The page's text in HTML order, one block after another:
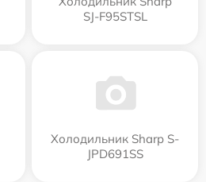
SJ-F95STSL
Холодильник Sharp S-
JPD691SS